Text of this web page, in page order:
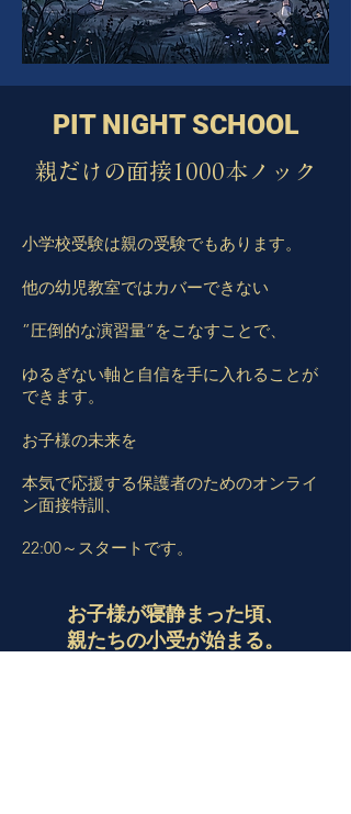
PIT NIGHT SCHOOL
親だけの面接1000本ノック
小学校受験は親の受験でもあります。
他の幼児教室ではカバーできない
”圧倒的な演習量”をこなすことで、
​ゆるぎない軸と自信を手に入れることが
できます。
お子様の未来を
本気で応援する保護者のためのオンライ
ン面接特訓、
22:00～スタートです。
お子様が寝静まった頃、​
親たちの小受が始まる。